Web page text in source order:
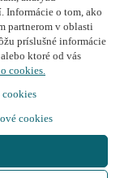
u
e
o tom, ako
partnerom v oblasti
príslušné informácie
ktoré od vás
cookies.
cookies